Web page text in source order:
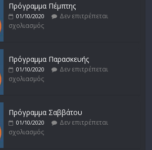
Πρόγραμμα Πέμπτης
01/10/2020
Δεν επιτρέπεται
σχολιασμός
Πρόγραμμα Παρασκευής
01/10/2020
Δεν επιτρέπεται
σχολιασμός
Πρόγραμμα Σαββάτου
01/10/2020
Δεν επιτρέπεται
σχολιασμός